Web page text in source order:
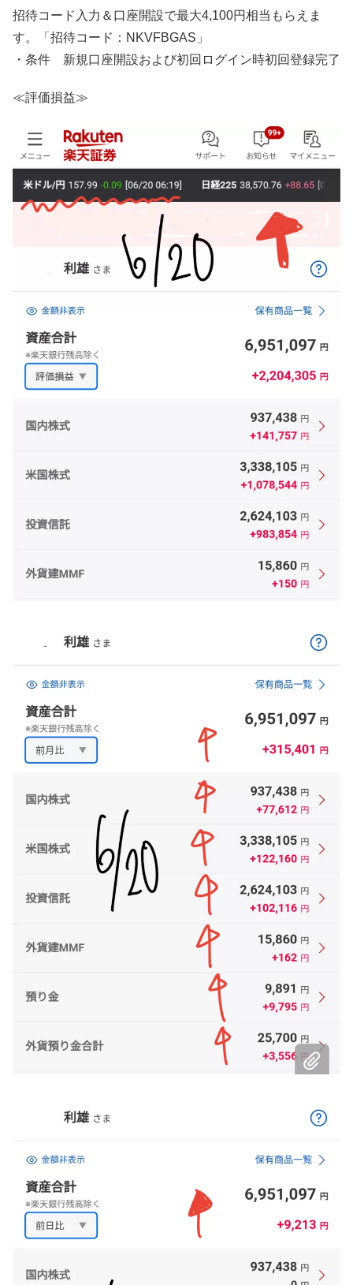
招待コード入力＆口座開設で最大4,100円相当もらえま
す。「招待コード：NKVFBGAS」
・条件 新規口座開設および初回ログイン時初回登録完了
≪評価損益≫